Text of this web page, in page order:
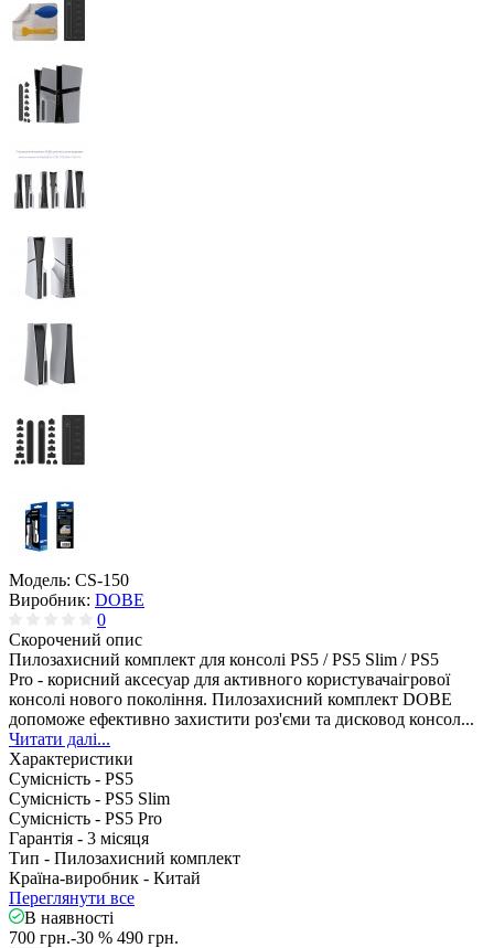
Модель: CS-150
Виробник: DOBE
0
Скорочений опис
Пилозахисний комплект для консолі PS5 / PS5 Slim / PS5
Pro - корисний аксесуар для активного користувачаігрової
консолі нового покоління. Пилозахисний комплект DOBE
допоможе ефективно захистити роз'єми та дисковод консол...
Читати далі...
Характеристики
Сумісність - PS5
Сумісність - PS5 Slim
Сумісність - PS5 Pro
Гарантія - 3 місяця
Тип - Пилозахисний комплект
Країна-виробник - Китай
Переглянути все
В наявності
700 грн.-30 % 490 грн.